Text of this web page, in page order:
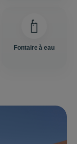
Fontaire à eau